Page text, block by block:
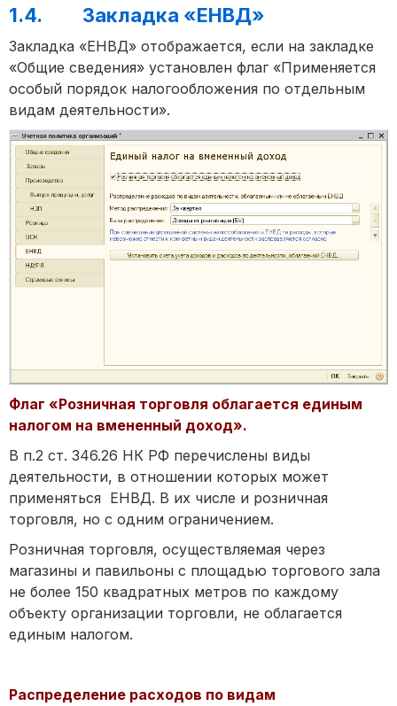
1.4. Закладка «ЕНВД»
Закладка «ЕНВД» отображается, если на закладке
«Общие сведения» установлен флаг «Применяется
особый порядок налогообложения по отдельным
видам деятельности».
Флаг «Розничная торговля облагается единым
налогом на вмененный доход».
В п.2 ст. 346.26 НК РФ перечислены виды
деятельности, в отношении которых может
применяться ЕНВД. В их числе и розничная
торговля, но с одним ограничением.
Розничная торговля, осуществляемая через
магазины и павильоны с площадью торгового зала
не более 150 квадратных метров по каждому
объекту организации торговли, не облагается
единым налогом.
Распределение расходов по видам